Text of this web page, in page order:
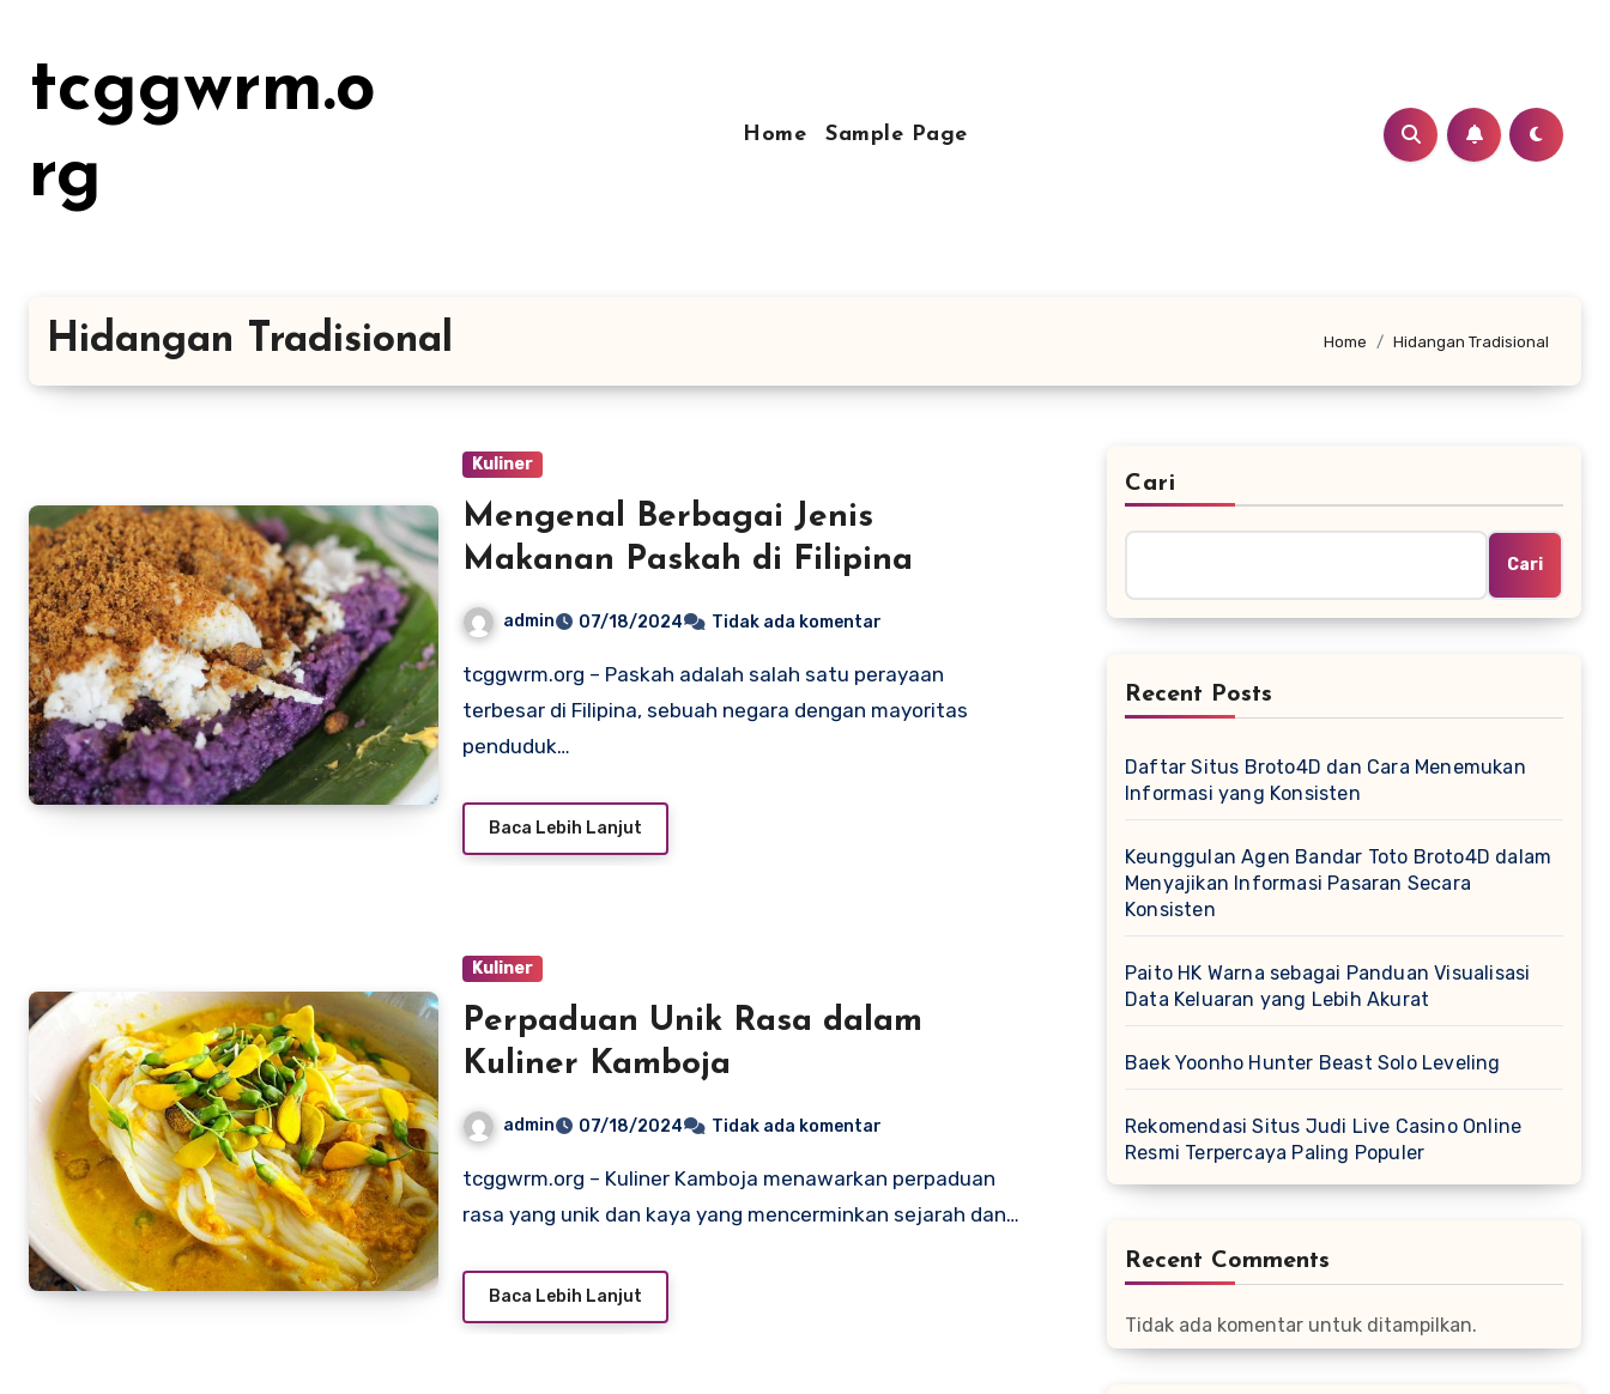
kontentcggwrm.o
rg
Home Sample Page
Hidangan Tradisional Home Hidangan Tradisional
Kuliner
Mengenal Berbagai Jenis
Makanan Paskah di Filipina
admin 07/18/2024 Tidak ada komentar
tcggwrm.org – Paskah adalah salah satu perayaan
terbesar di Filipina, sebuah negara dengan mayoritas
penduduk…
Baca Lebih Lanjut
Kuliner
Perpaduan Unik Rasa dalam
Kuliner Kamboja
admin 07/18/2024 Tidak ada komentar
tcggwrm.org – Kuliner Kamboja menawarkan perpaduan
rasa yang unik dan kaya yang mencerminkan sejarah dan…
Baca Lebih Lanjut
Cari
Cari
Recent Posts
Daftar Situs Broto4D dan Cara Menemukan
Informasi yang Konsisten
Keunggulan Agen Bandar Toto Broto4D dalam
Menyajikan Informasi Pasaran Secara
Konsisten
Paito HK Warna sebagai Panduan Visualisasi
Data Keluaran yang Lebih Akurat
Baek Yoonho Hunter Beast Solo Leveling
Rekomendasi Situs Judi Live Casino Online
Resmi Terpercaya Paling Populer
Recent Comments
Tidak ada komentar untuk ditampilkan.